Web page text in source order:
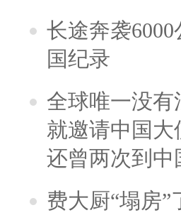
长途奔袭
国纪录
全球唯一没
就邀请中国
还曾两次到中
费大厨“塌房”